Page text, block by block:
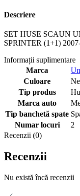
Descriere
SET HUSE SCAUN
SPRINTER (1+1)
Informații suplimentare
Marca
Culoare
Tip produs
Marca auto
Tip banchetă spate
Numar locuri
2
Recenzii (0)
Recenzii
Nu există încă recenzii